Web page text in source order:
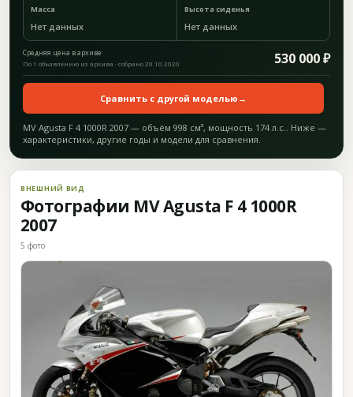
Масса
Нет данных
Высота сиденья
Нет данных
Средняя цена в архиве 530 000 ₽
По 1 объявлению из архива · собрано 20.10.2020
Сравнить с другой моделью →
MV Agusta F 4 1000R 2007 — объём 998 см³, мощность 174 л.с.. Ниже —
характеристики, другие годы и модели для сравнения.
ВНЕШНИЙ ВИД
Фотографии MV Agusta F 4 1000R
2007
5 фото